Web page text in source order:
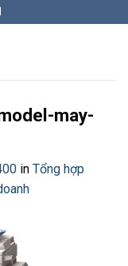
may-
in Tổng hợp